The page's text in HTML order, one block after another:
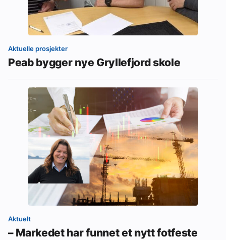
Aktuelle prosjekter
Peab bygger nye Gryllefjord skole
Aktuelt
– Markedet har funnet et nytt fotfeste